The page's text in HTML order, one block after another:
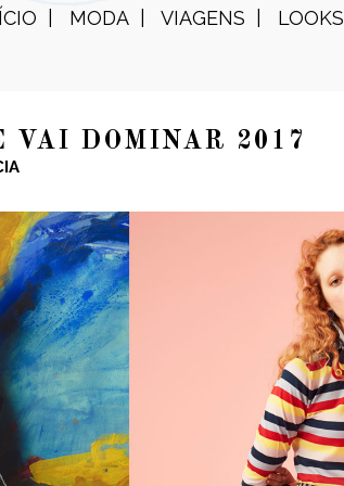
MODA VIAGENS LOOKS
DOMINAR 2017